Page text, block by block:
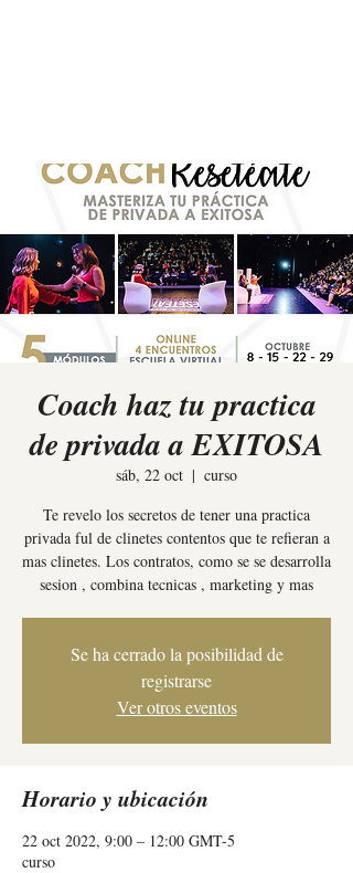
Coach haz tu practica
de privada a EXITOSA
sáb, 22 oct
  |
curso
Te revelo los secretos de tener una practica
privada ful de clinetes contentos que te refieran a
mas clinetes. Los contratos, como se se desarrolla
sesion , combina tecnicas , marketing y mas
Se ha cerrado la posibilidad de
registrarse
Ver otros eventos
Horario y ubicación
22 oct 2022, 9:00 – 12:00 GMT-5
curso